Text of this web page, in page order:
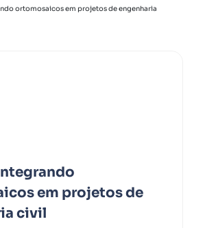
em projetos de
civil